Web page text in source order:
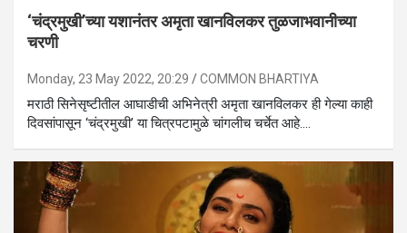
‘चंद्रमुखी’च्या यशानंतर अमृता खानविलकर तुळजाभवानीच्या
चरणी
Monday, 23 May 2022, 20:29 COMMON BHARTIYA
मराठी सिनेसृष्टीतील आघाडीची अभिनेत्री अमृता खानविलकर ही गेल्या काही
दिवसांपासून ‘चंद्रमुखी’ या चित्रपटामुळे चांगलीच चर्चेत आहे.…